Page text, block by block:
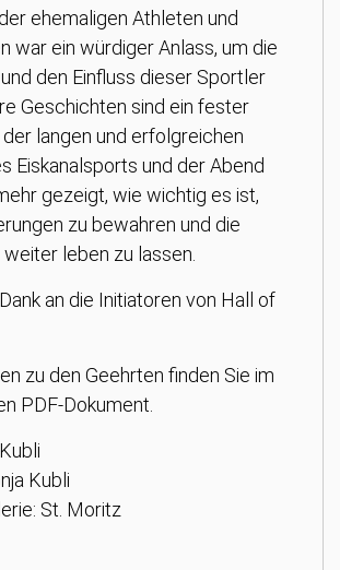
ehemaligen Athleten und
war ein würdiger Anlass, um die
den Einfluss dieser Sportler
Geschichten sind ein fester
langen und erfolgreichen
Eiskanalsports und der Abend
gezeigt, wie wichtig es ist,
zu bewahren und die
leben zu lassen.
an die Initiatoren von Hall of
zu den Geehrten finden Sie im
PDF-Dokument.
Kubli
St. Moritz